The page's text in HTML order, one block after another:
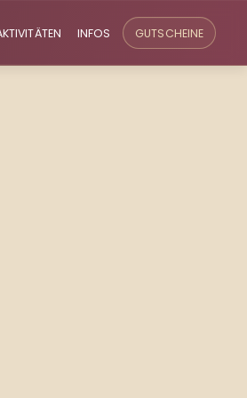
INFOS GUTSCHEINE